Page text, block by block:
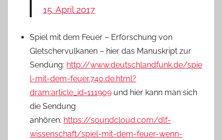
15. April 2017
Spiel mit dem Feuer – Erforschung von
Gletschervulkanen – hier das Manuskript zur
Sendung: http://www.deutschlandfunk.de/spie
l-mit-dem-feuer.740.de.html?
dram:article_id=111909 und hier kann man sich
die Sendung
anhören: https://soundcloud.com/dlf-
wissenschaft/spiel-mit-dem-feuer-wenn-